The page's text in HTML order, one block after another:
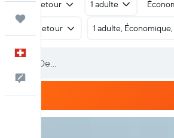
Aller-retour 1 adulte
Aller-retour 1 adulte,